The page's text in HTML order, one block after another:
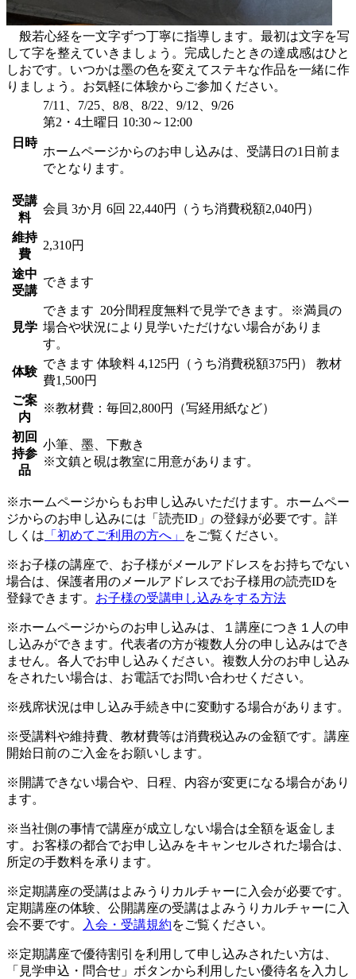
般若心経を一文字ずつ丁寧に指導します。最初は文字を写
して字を整えていきましょう。完成したときの達成感はひと
しおです。いつかは墨の色を変えてステキな作品を一緒に作
りましょう。お気軽に体験からご参加ください。
日時
7/11、7/25、8/8、8/22、9/12、9/26
第2・4土曜日 10:30～12:00
ホームページからのお申し込みは、受講日の1日前ま
でとなります。
受講
料
会員 3か月 6回 22,440円（うち消費税額2,040円）
維持
費
2,310円
途中
受講
できます
見学
できます 20分間程度無料で見学できます。※満員の
場合や状況により見学いただけない場合がありま
す。
体験
できます 体験料 4,125円（うち消費税額375円） 教材
費1,500円
ご案
内
※教材費：毎回2,800円（写経用紙など）
初回
持参
品
小筆、墨、下敷き
※文鎮と硯は教室に用意があります。
※ホームページからもお申し込みいただけます。ホームペー
ジからのお申し込みには「読売ID」の登録が必要です。詳
しくは 「初めてご利用の方へ」 をご覧ください。
※お子様の講座で、お子様がメールアドレスをお持ちでない
場合は、保護者用のメールアドレスでお子様用の読売IDを
登録できます。 お子様の受講申し込みをする方法
※ホームページからのお申し込みは、１講座につき１人の申
し込みができます。代表者の方が複数人分の申し込みはでき
ません。各人でお申し込みください。複数人分のお申し込み
をされたい場合は、お電話でお問い合わせください。
※残席状況は申し込み手続き中に変動する場合があります。
※受講料や維持費、教材費等は消費税込みの金額です。講座
開始日前のご入金をお願いします。
※開講できない場合や、日程、内容が変更になる場合があり
ます。
※当社側の事情で講座が成立しない場合は全額を返金しま
す。お客様の都合でお申し込みをキャンセルされた場合は、
所定の手数料を承ります。
※定期講座の受講はよみうりカルチャーに入会が必要です。
定期講座の体験、公開講座の受講はよみうりカルチャーに入
会不要です。
入会・受講規約をご覧ください。
※定期講座で優待割引を利用して申し込みされたい方は、
「見学申込・問合せ」ボタンから利用したい優待名を入力し